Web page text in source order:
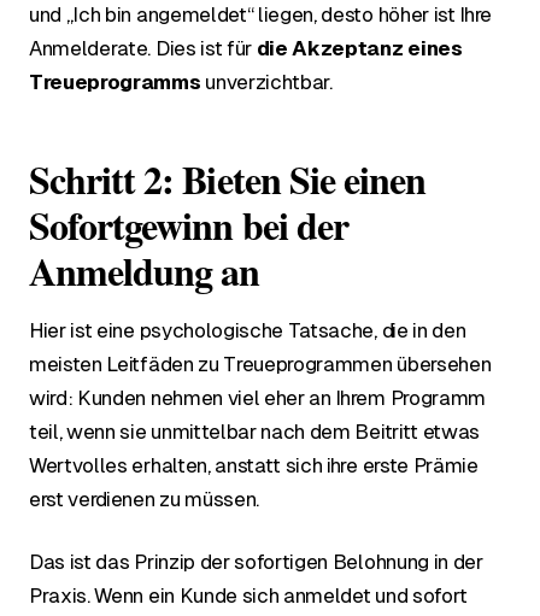
und „Ich bin angemeldet“ liegen, desto höher ist Ihre
Anmelderate. Dies ist für die Akzeptanz eines
Treueprogramms unverzichtbar.
Schritt 2: Bieten Sie einen
Sofortgewinn bei der
Anmeldung an
Hier ist eine psychologische Tatsache, die in den
meisten Leitfäden zu Treueprogrammen übersehen
wird: Kunden nehmen viel eher an Ihrem Programm
teil, wenn sie unmittelbar nach dem Beitritt etwas
Wertvolles erhalten, anstatt sich ihre erste Prämie
erst verdienen zu müssen.
Das ist das Prinzip der sofortigen Belohnung in der
Praxis. Wenn ein Kunde sich anmeldet und sofort